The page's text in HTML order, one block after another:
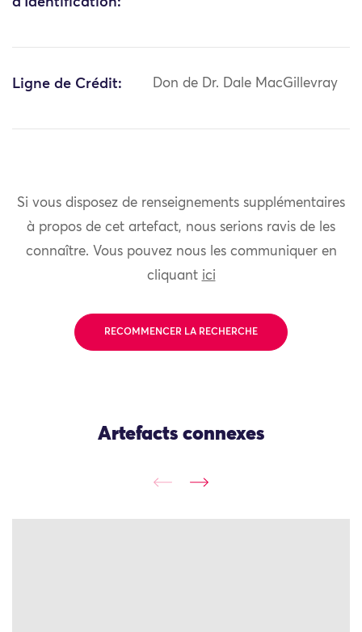
Ligne de Crédit: Don de Dr. Dale MacGillevray
Si vous disposez de renseignements supplémentaires
à propos de cet artefact, nous serions ravis de les
connaître. Vous pouvez nous les communiquer en
cliquant ici
RECOMMENCER LA RECHERCHE
Artefacts connexes